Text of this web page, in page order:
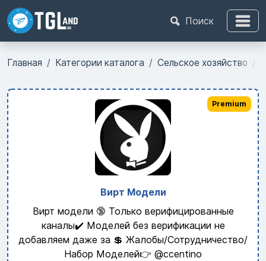
Поиск
Главная Категории каталога Сельское хозяйство
Вирт Модели
Вирт модели 🔞 Только верифицированные
каналы✔️ Моделей без верификации не
добавляем даже за 💲 Жалобы/Сотрудничество/
Набор Моделей👉 @ccentino
Premium